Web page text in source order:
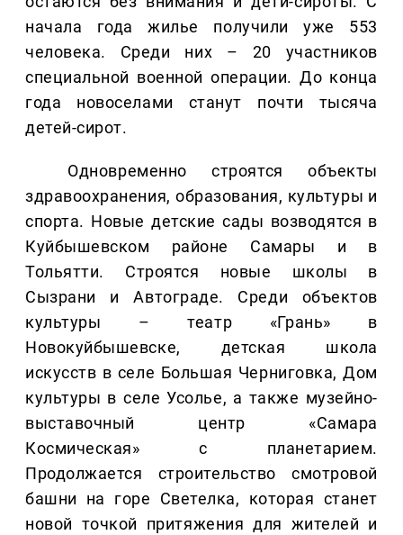
начала года жилье получили уже 553
человека. Среди них – 20 участников
специальной военной операции. До конца
года новоселами станут почти тысяча
детей-сирот.
Одновременно строятся объекты
здравоохранения, образования, культуры и
спорта. Новые детские сады возводятся в
Куйбышевском районе Самары и в
Тольятти. Строятся новые школы в
Сызрани и Автограде. Среди объектов
культуры – театр «Грань» в
Новокуйбышевске, детская школа
искусств в селе Большая Черниговка, Дом
культуры в селе Усолье, а также музейно-
выставочный центр «Самара
Космическая» с планетарием.
Продолжается строительство смотровой
башни на горе Светелка, которая станет
новой точкой притяжения для жителей и